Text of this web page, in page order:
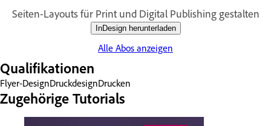
Seiten-Layouts für Print und Digital Publishing gestalten
InDesign herunterladen
Alle Abos anzeigen
Qualifikationen
Flyer-DesignDruckdesignDrucken
Zugehörige Tutorials